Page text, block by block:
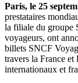
Paris, le 25
prestataires
la filiale du groupe
voyageurs, ont
billets SNCF
travers la France et
internationaux et